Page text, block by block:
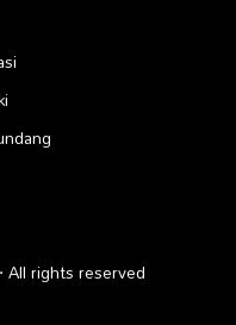
All rights reserved